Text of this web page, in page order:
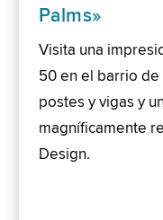
Palms»
Visita una
50 en el barrio de
postes y vigas y
magníficamente
Design.